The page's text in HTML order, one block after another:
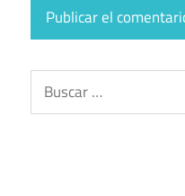
Buscar: